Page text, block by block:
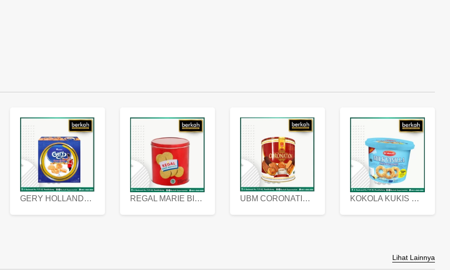
GERY HOLLANDA BUTTER COOKIES 450 GRAM REGAL MARIE BISCUIT KALENG 550 GRAM UBM CORONATION ASSORTED BISKUIT KALENG 450 GRAM KOKOLA KUKIS HYGIENIC MILK VANILLA PACK 320 GR
Lihat Lainnya